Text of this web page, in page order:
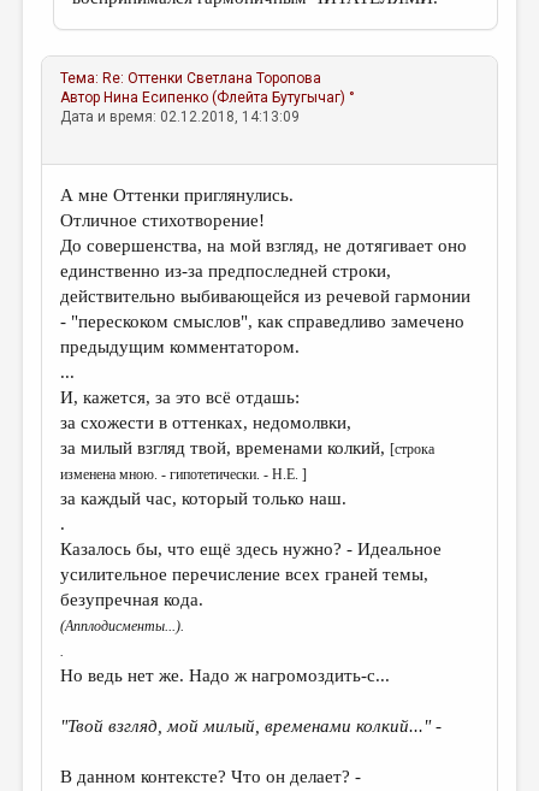
Тема: Re: Оттенки Светлана Торопова
Автор Нина Есипенко (Флейта Бутугычаг) °
Дата и время: 02.12.2018, 14:13:09
А мне Оттенки приглянулись.
Отличное стихотворение!
До совершенства, на мой взгляд, не дотягивает оно
единственно из-за предпоследней строки,
действительно выбивающейся из речевой гармонии
- "перескоком смыслов", как справедливо замечено
предыдущим комментатором.
...
И, кажется, за это всё отдашь:
за схожести в оттенках, недомолвки,
за милый взгляд твой, временами колкий,[строка
изменена мною. - гипотетически. - Н.Е. ]
за каждый час, который только наш.
.
Казалось бы, что ещё здесь нужно? - Идеальное
усилительное перечисление всех граней темы,
безупречная кода.
(Апплодисменты...).
.
Но ведь нет же. Надо ж нагромоздить-с...
"Твой взгляд, мой милый, временами колкий..."-
В данном контексте? Что он делает? -